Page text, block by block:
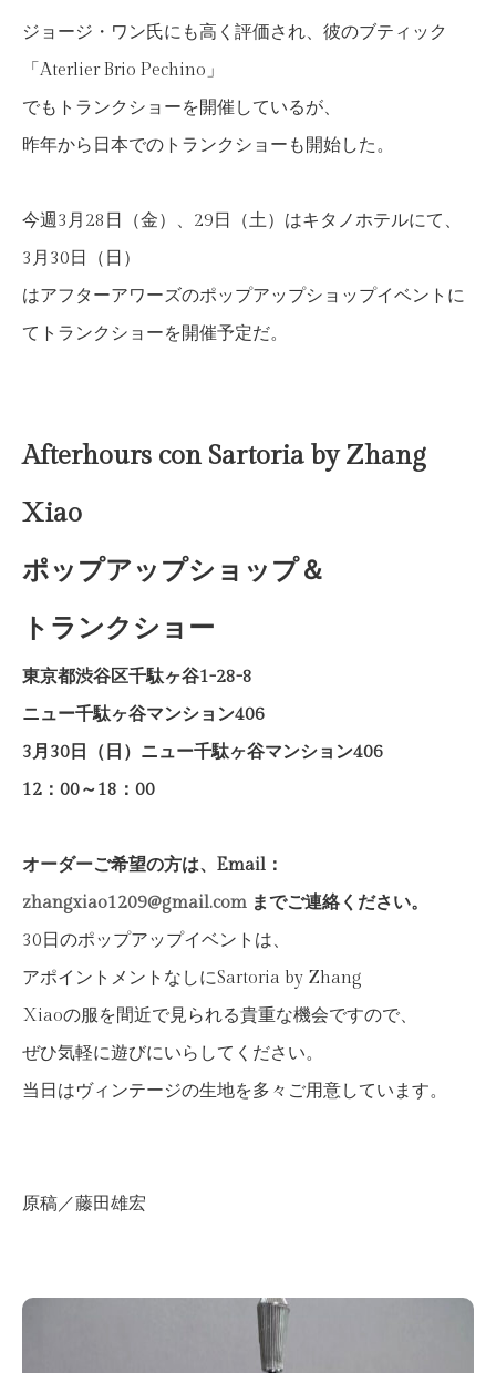
ジョージ・ワン氏にも高く評価され、彼のブティック
「Aterlier Brio Pechino」
でもトランクショーを開催しているが、
昨年から日本でのトランクショーも開始した。
今週3月28日（金）、29日（土）はキタノホテルにて、
3月30日（日）
はアフターアワーズのポップアップショップイベントに
てトランクショーを開催予定だ。
Afterhours con Sartoria by Zhang
Xiao
ポップアップショップ＆
トランクショー
東京都渋谷区千駄ヶ谷1-28-8
ニュー千駄ヶ谷マンション406
3月30日（日）ニュー千駄ヶ谷マンション406
12：00～18：00
オーダーご希望の方は、Email：
zhangxiao1209@gmail.com までご連絡ください。
30日のポップアップイベントは、
アポイントメントなしにSartoria by Zhang
Xiaoの服を間近で見られる貴重な機会ですので、
ぜひ気軽に遊びにいらしてください。
当日はヴィンテージの生地を多々ご用意しています。
原稿／藤田雄宏